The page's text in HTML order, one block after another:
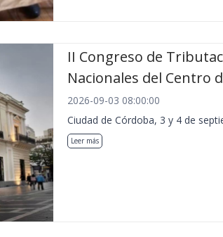
II Congreso de
Nacionales del Centro
2026-09-03 08:00:00
Ciudad de Córdoba, 3 y 4 de
Leer más